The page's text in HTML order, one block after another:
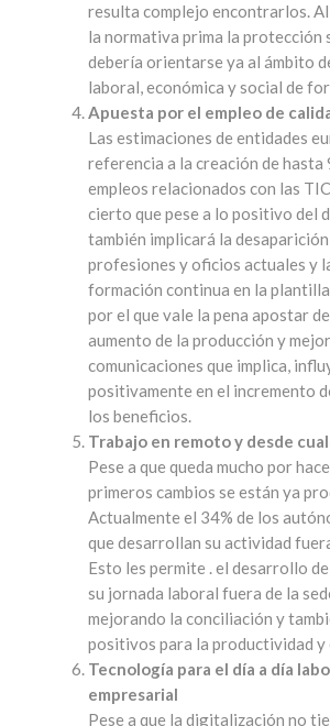
resulta complejo encontrarlos.
la normativa prima la protección
debería orientarse ya al ámbito
laboral, económica y social de
Apuesta por el empleo de
Las estimaciones de entidades
referencia a la creación de hasta
empleos relacionados con las
cierto que pese a lo positivo del
también implicará la
profesiones y oficios actuales y
formación continua en la
por el que vale la pena apostar
aumento de la producción y
comunicaciones que implica,
positivamente en el incremento
los beneficios.
Trabajo en remoto y desde
Pese a que queda mucho por
primeros cambios se están ya
Actualmente el 34% de los
que desarrollan su actividad
Esto les permite . el desarrollo
su jornada laboral fuera de la
mejorando la conciliación y
positivos para la productividad
Tecnología para el día a día
empresarial
Pese a que la digitalización no